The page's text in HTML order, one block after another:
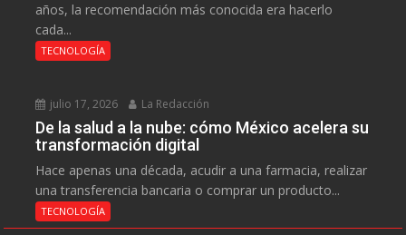
años, la recomendación más conocida era hacerlo
cada...
TECNOLOGÍA
julio 17, 2026 La Redacción
De la salud a la nube: cómo México acelera su
transformación digital
Hace apenas una década, acudir a una farmacia, realizar
una transferencia bancaria o comprar un producto...
TECNOLOGÍA